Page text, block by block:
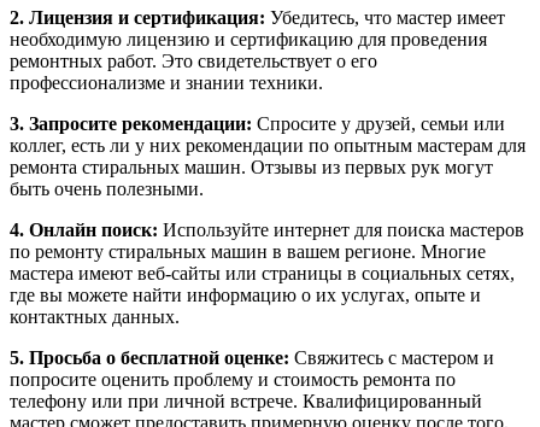
2. Лицензия и сертификация: Убедитесь, что мастер имеет
необходимую лицензию и сертификацию для проведения
ремонтных работ. Это свидетельствует о его
профессионализме и знании техники.
3. Запросите рекомендации: Спросите у друзей, семьи или
коллег, есть ли у них рекомендации по опытным мастерам для
ремонта стиральных машин. Отзывы из первых рук могут
быть очень полезными.
4. Онлайн поиск: Используйте интернет для поиска мастеров
по ремонту стиральных машин в вашем регионе. Многие
мастера имеют веб-сайты или страницы в социальных сетях,
где вы можете найти информацию о их услугах, опыте и
контактных данных.
5. Просьба о бесплатной оценке: Свяжитесь с мастером и
попросите оценить проблему и стоимость ремонта по
телефону или при личной встрече. Квалифицированный
мастер сможет предоставить примерную оценку после того,